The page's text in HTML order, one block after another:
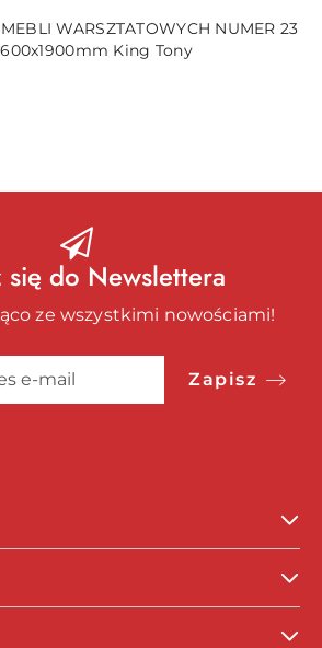
WARSZTATOWYCH NUMER 23
King Tony
się do Newslettera
ze wszystkimi nowościami!
Zapisz